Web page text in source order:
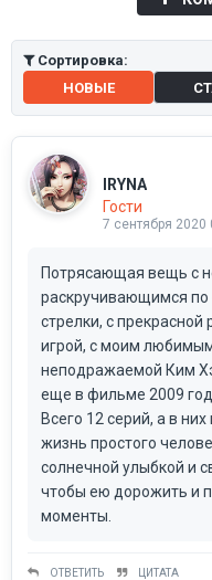
Сортировка:
НОВЫЕ
IRYNA
Гости
7 сентября 2020
Потрясающая вещь с
раскручивающимся по
стрелки, с прекрасной
игрой, с моим
неподражаемой Ким
еще в фильме 2009
Всего 12 серий, а в
жизнь простого
солнечной улыбкой и
чтобы ею дорожить и
моменты.
ОТВЕТИТЬ ЦИТАТА